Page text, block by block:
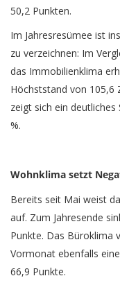
50,2 Punkten.
Im Jahresresümee ist
zu verzeichnen: Im
das Immobilienklima
Höchststand von 105,6
zeigt sich ein
%.
Wohnklima setzt
Bereits seit Mai weist
auf. Zum Jahresende
Punkte. Das Büroklima
Vormonat ebenfalls
66,9 Punkte.